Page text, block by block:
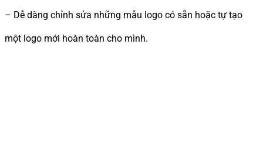
– Dễ dàng chỉnh sửa những mẫu logo có sẵn hoặc tự tạo
một logo mới hoàn toàn cho mình.